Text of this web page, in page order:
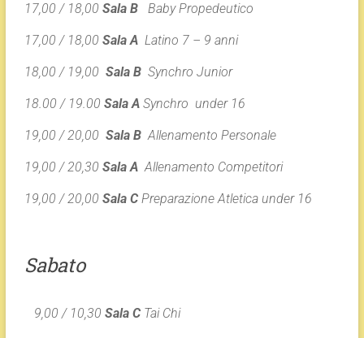
17,00 / 18,00 Sala BBaby Propedeutico
17,00 / 18,00 Sala ALatino 7 – 9 anni
18,00 / 19,00 Sala BSynchro Junior
18.00 / 19.00 Sala ASynchro under 16
19,00 / 20,00 Sala BAllenamento Personale
19,00 / 20,30 Sala AAllenamento Competitori
19,00 / 20,00 Sala CPreparazione Atletica under 16
Sabato
9,00 / 10,30 Sala CTai Chi